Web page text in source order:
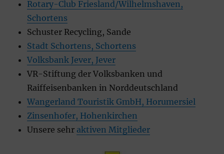
Rotary-Club Friesland/Wilhelmshaven,
Schortens
Schuster Recycling, Sande
Stadt Schortens, Schortens
Volksbank Jever, Jever
VR-Stiftung der Volksbanken und
Raiffeisenbanken in Norddeutschland
Wangerland Touristik GmbH, Horumersiel
Zinsenhofer, Hohenkirchen
Unsere sehr aktiven Mitglieder